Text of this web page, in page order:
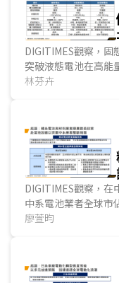
DIGITIMES觀察，固
突破液態電池在高能
重瓶頸的優勢，近年
林芬卉
DIGITIMES觀察，在
中系電池業者全球市
佔率下滑與營運壓力
廖萱昀